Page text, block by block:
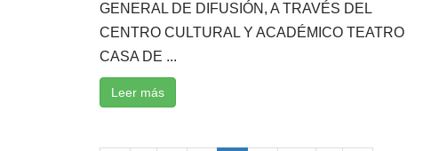
GENERAL DE DIFUSIÓN, A TRAVÉS DEL
CENTRO CULTURAL Y ACADÉMICO TEATRO
CASA DE ...
Leer más